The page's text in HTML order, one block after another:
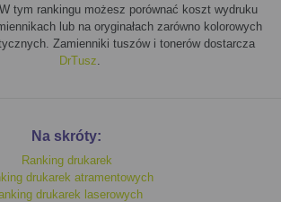
tym rankingu możesz porównać koszt wydruku
lub na oryginałach zarówno kolorowych
Zamienniki tuszów i tonerów dostarcza
DrTusz.
Na skróty:
Ranking drukarek
drukarek atramentowych
drukarek laserowych